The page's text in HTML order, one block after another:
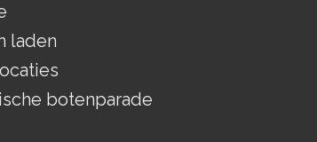
laden
botenparade